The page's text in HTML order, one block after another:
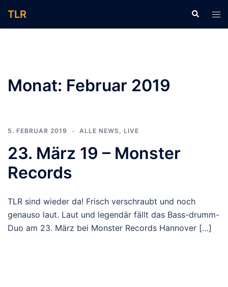
Inhalt
TLR Suche
Monat: Februar 2019
5. FEBRUAR 2019 ALLE NEWS, LIVE
23. März 19 – Monster
Records
TLR sind wieder da! Frisch verschraubt und noch
genauso laut. Laut und legendär fällt das Bass-drumm-
Duo am 23. März bei Monster Records Hannover […]